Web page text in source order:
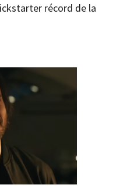
récord de la